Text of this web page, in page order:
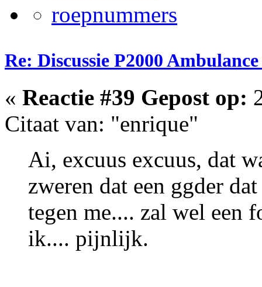
Re: Discussie P2000
« Reactie #39 Gepost op:
Citaat van: "enrique"
Ai, excuus excuus, dat
zweren dat een ggder
tegen me.... zal wel een
ik.... pijnlijk.